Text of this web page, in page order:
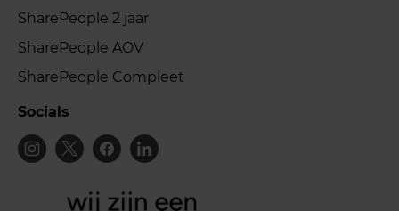
SharePeople 2 jaar
SharePeople AOV
SharePeople Compleet
Socials